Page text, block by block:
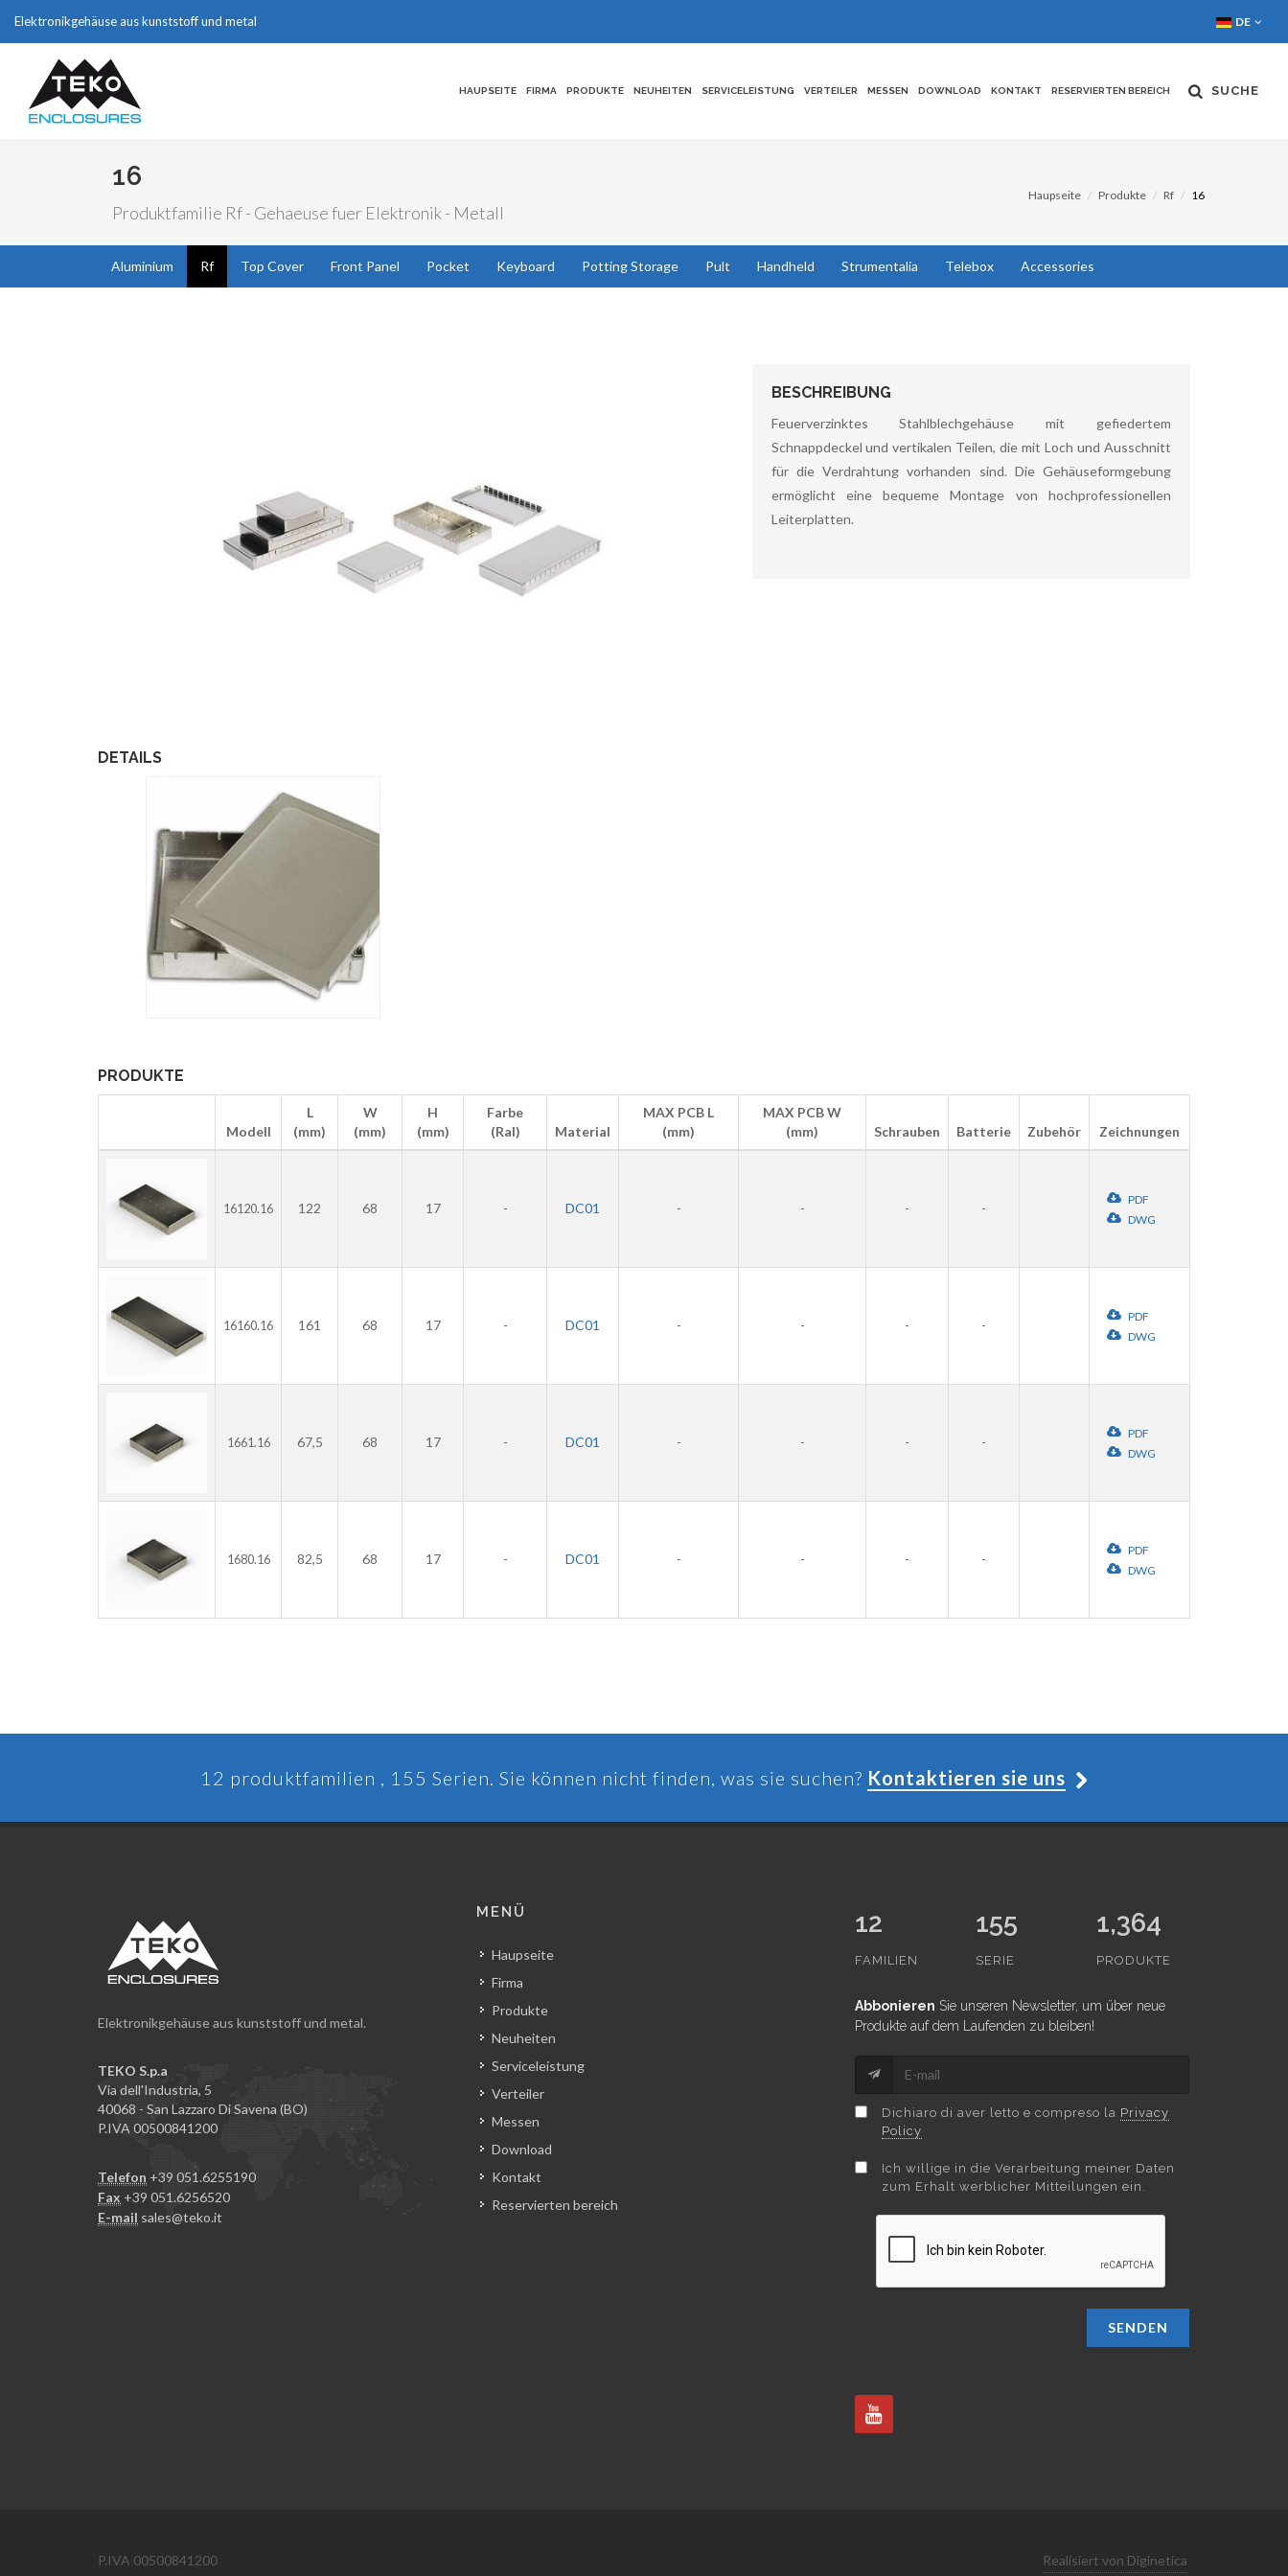
Elektronikgehäuse aus kunststoff und metal DE
HAUPSEITE FIRMA PRODUKTE NEUHEITEN SERVICELEISTUNG VERTEILER MESSEN DOWNLOAD KONTAKT RESERVIERTEN BEREICH SUCHE
16
Produktfamilie Rf - Gehaeuse fuer Elektronik - Metall
Haupseite Produkte Rf 16
Aluminium Rf Top Cover Front Panel Pocket Keyboard Potting Storage Pult Handheld Strumentalia Telebox Accessories
BESCHREIBUNG
Feuerverzinktes Stahlblechgehäuse mit gefiedertem
Schnappdeckel und vertikalen Teilen, die mit Loch und Ausschnitt
für die Verdrahtung vorhanden sind. Die Gehäuseformgebung
ermöglicht eine bequeme Montage von hochprofessionellen
Leiterplatten.
DETAILS
PRODUKTE
Modell
L
(mm)
W
(mm)
H
(mm)
Farbe
(Ral)
Material
MAX PCB L
(mm)
MAX PCB W
(mm)
Schrauben Batterie Zubehör Zeichnungen
16120.16 122 68 17 - DC01 - - - -
PDF
DWG
16160.16 161 68 17 - DC01 - - - -
PDF
DWG
1661.16 67,5 68 17 - DC01 - - - -
PDF
DWG
1680.16 82,5 68 17 - DC01 - - - -
PDF
DWG
12 produktfamilien , 155 Serien. Sie können nicht finden, was sie suchen? Kontaktieren sie uns
Elektronikgehäuse aus kunststoff und metal.
TEKO S.p.a
Via dell'Industria, 5
40068 - San Lazzaro Di Savena (BO)
P.IVA 00500841200
Telefon +39 051.6255190
Fax +39 051.6256520
E-mail sales@teko.it
MENÜ
Haupseite
Firma
Produkte
Neuheiten
Serviceleistung
Verteiler
Messen
Download
Kontakt
Reservierten bereich
12
FAMILIEN
155
SERIE
1,364
PRODUKTE
Abbonieren Sie unseren Newsletter, um über neue
Produkte auf dem Laufenden zu bleiben!
Dichiaro di aver letto e compreso la Privacy
Policy
Ich willige in die Verarbeitung meiner Daten
zum Erhalt werblicher Mitteilungen ein.
SENDEN
P.IVA 00500841200
Realisiert von Diginetica